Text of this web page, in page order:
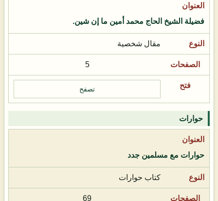
فضيلة الشيخ الحاج محمد أمين ما إن شين.
مقال شخصية
5
تصفح
حوارات
حوارات مع مسلمين جدد
كتاب حوارات
69